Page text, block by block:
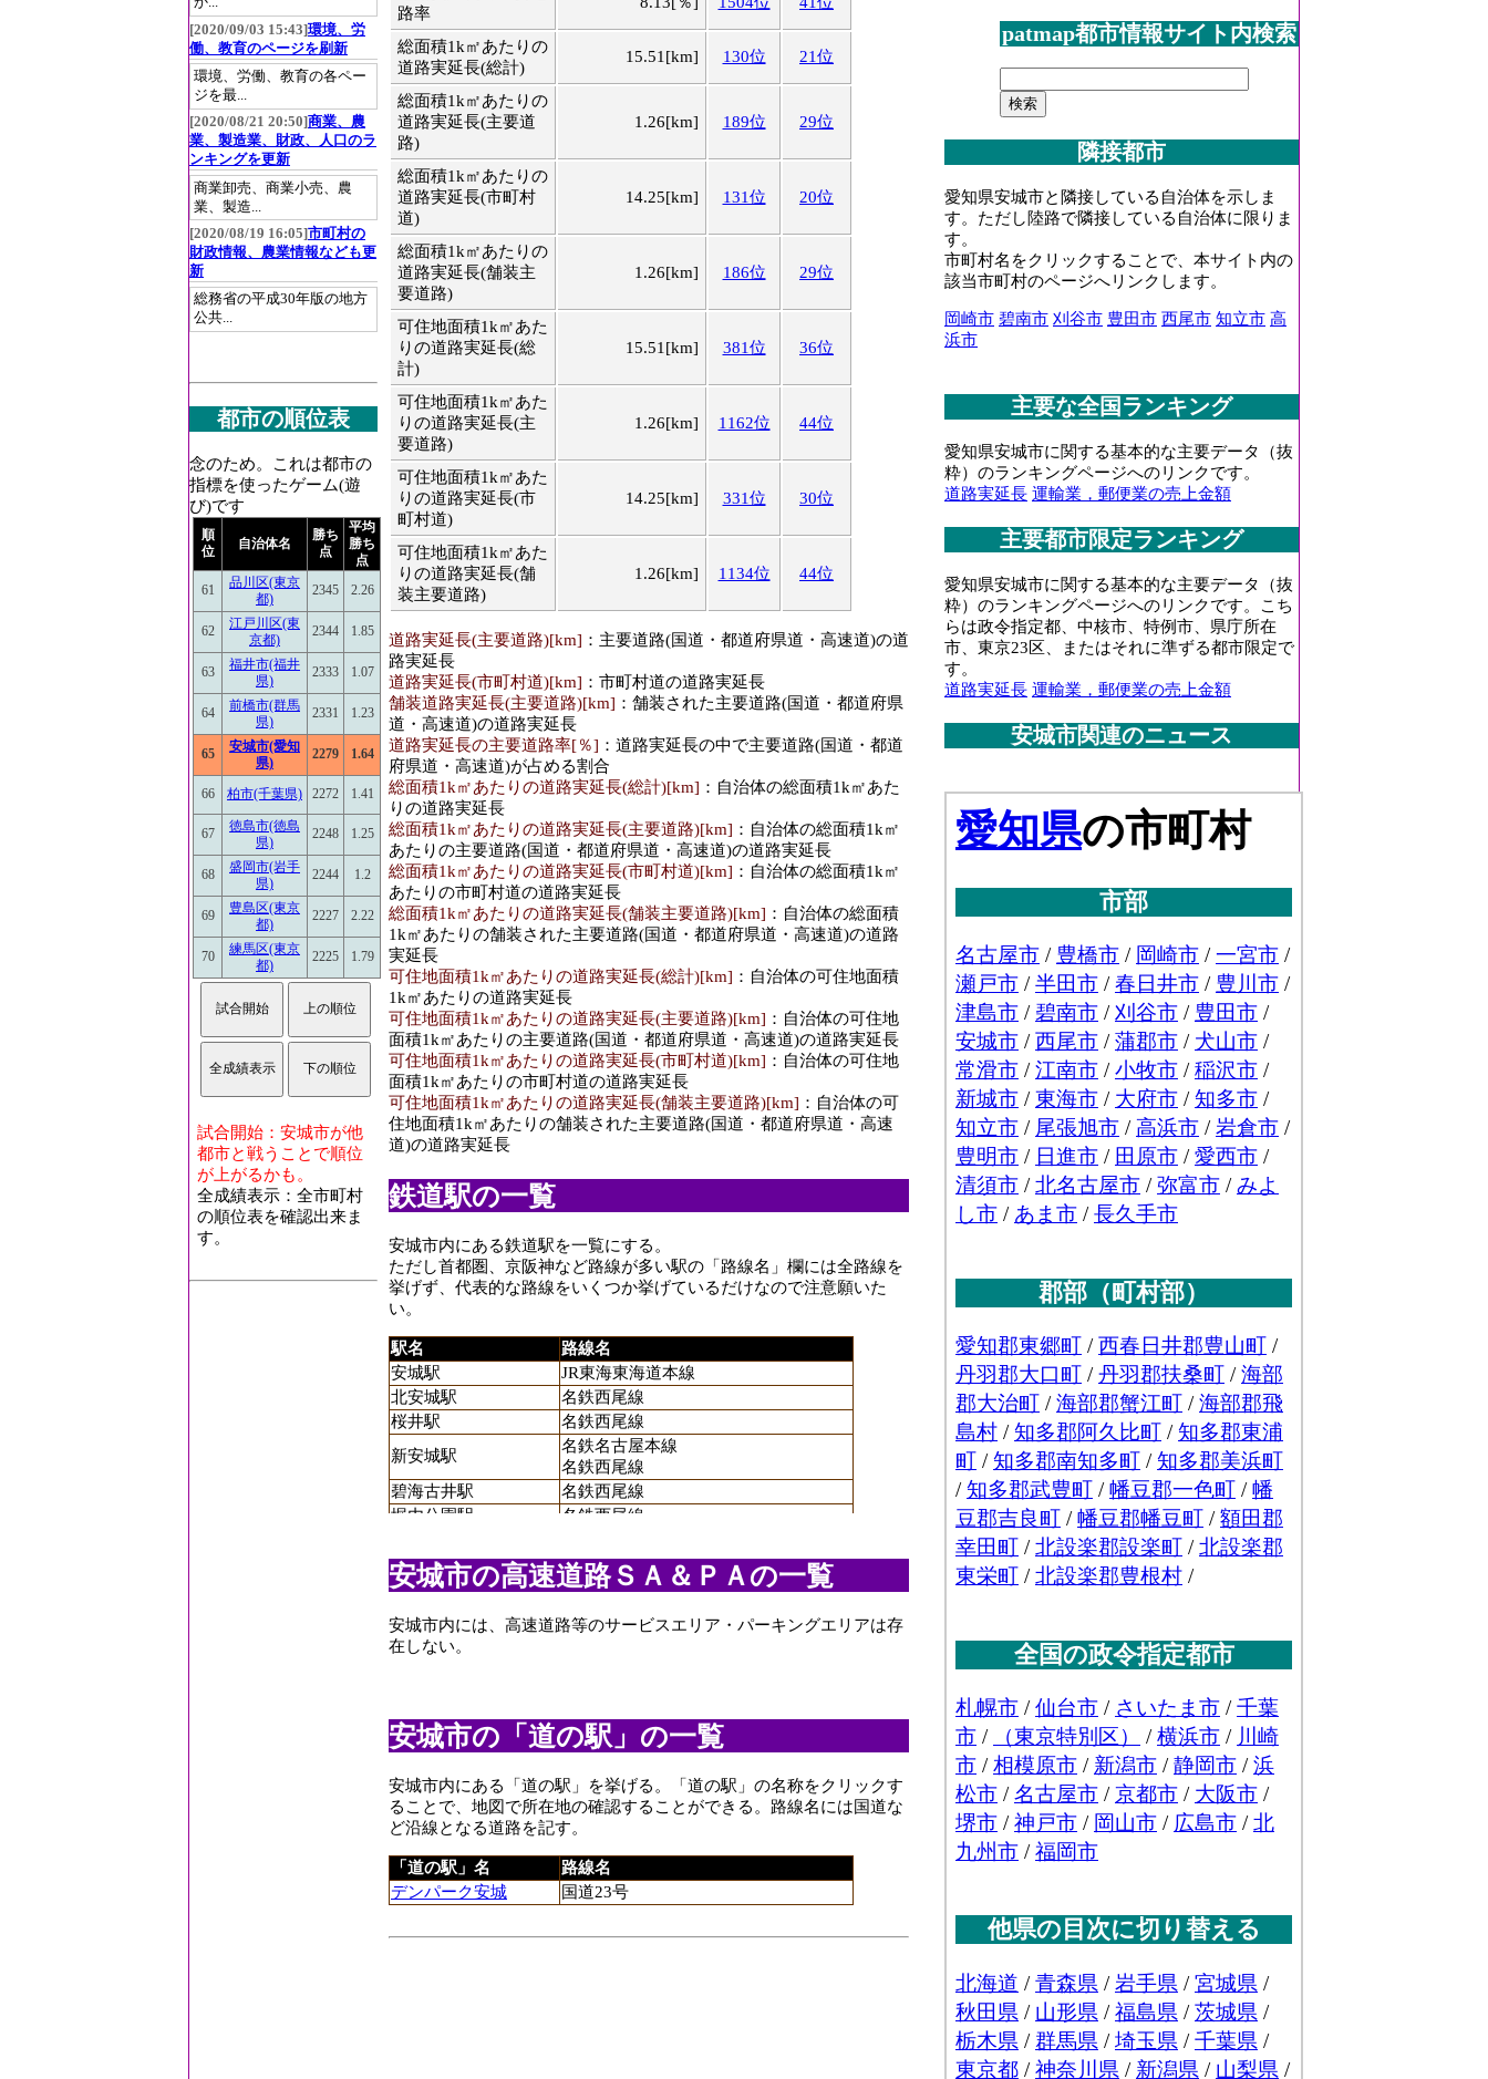
路率
総面積1k㎡あたりの
道路実延長(総計)
15.51[km] 130位 21位
総面積1k㎡あたりの
道路実延長(主要道
路)
1.26[km] 189位 29位
総面積1k㎡あたりの
道路実延長(市町村
道)
14.25[km] 131位 20位
総面積1k㎡あたりの
道路実延長(舗装主
要道路)
1.26[km] 186位 29位
可住地面積1k㎡あた
りの道路実延長(総
計)
15.51[km] 381位 36位
可住地面積1k㎡あた
りの道路実延長(主
要道路)
1.26[km] 1162位 44位
可住地面積1k㎡あた
りの道路実延長(市
町村道)
14.25[km] 331位 30位
可住地面積1k㎡あた
りの道路実延長(舗
装主要道路)
1.26[km] 1134位 44位
道路実延長(主要道路)[km] ：主要道路(国道・都道府県道・高速道)の道
路実延長
道路実延長(市町村道)[km] ：市町村道の道路実延長
舗装道路実延長(主要道路)[km] ：舗装された主要道路(国道・都道府県
道・高速道)の道路実延長
道路実延長の主要道路率[％] ：道路実延長の中で主要道路(国道・都道
府県道・高速道)が占める割合
総面積1k㎡あたりの道路実延長(総計)[km] ：自治体の総面積1k㎡あた
りの道路実延長
総面積1k㎡あたりの道路実延長(主要道路)[km] ：自治体の総面積1k㎡
あたりの主要道路(国道・都道府県道・高速道)の道路実延長
総面積1k㎡あたりの道路実延長(市町村道)[km] ：自治体の総面積1k㎡
あたりの市町村道の道路実延長
総面積1k㎡あたりの道路実延長(舗装主要道路)[km] ：自治体の総面積
1k㎡あたりの舗装された主要道路(国道・都道府県道・高速道)の道路
実延長
可住地面積1k㎡あたりの道路実延長(総計)[km] ：自治体の可住地面積
1k㎡あたりの道路実延長
可住地面積1k㎡あたりの道路実延長(主要道路)[km] ：自治体の可住地
面積1k㎡あたりの主要道路(国道・都道府県道・高速道)の道路実延長
可住地面積1k㎡あたりの道路実延長(市町村道)[km] ：自治体の可住地
面積1k㎡あたりの市町村道の道路実延長
可住地面積1k㎡あたりの道路実延長(舗装主要道路)[km] ：自治体の可
住地面積1k㎡あたりの舗装された主要道路(国道・都道府県道・高速
道)の道路実延長
鉄道駅の一覧
安城市内にある鉄道駅を一覧にする。
ただし首都圏、京阪神など路線が多い駅の「路線名」欄には全路線を
挙げず、代表的な路線をいくつか挙げているだけなので注意願いた
い。
駅名
路線名
安城駅
JR東海東海道本線
北安城駅
名鉄西尾線
桜井駅
名鉄西尾線
新安城駅
名鉄名古屋本線
名鉄西尾線
碧海古井駅
名鉄西尾線
堀内公園駅
名鉄西尾線
JR東海東海道本線
南安城駅
名鉄西尾線
安城市の高速道路ＳＡ＆ＰＡの一覧
安城市内には、高速道路等のサービスエリア・パーキングエリアは存
在しない。
安城市の「道の駅」の一覧
安城市内にある「道の駅」を挙げる。「道の駅」の名称をクリックす
ることで、地図で所在地の確認することができる。路線名には国道な
ど沿線となる道路を記す。
「道の駅」名
路線名
デンパーク安城
国道23号
[2020/09/03 15:43]環境、労
働、教育のページを刷新
環境、労働、教育の各ペー
ジを最...
[2020/08/21 20:50]商業、農
業、製造業、財政、人口のラ
ンキングを更新
商業卸売、商業小売、農
業、製造...
[2020/08/19 16:05]市町村の
財政情報、農業情報なども更
新
総務省の平成30年版の地方
公共...
都市の順位表
念のため。これは都市の
指標を使ったゲーム(遊
び)です
順
位
自治体名
勝ち
点
平均
勝ち
点
61
品川区(東京
都)
2345 2.26
62
江戸川区(東
京都)
2344 1.85
63
福井市(福井
県)
2333 1.07
64
前橋市(群馬
県)
2331 1.23
65
安城市(愛知
県)
2279 1.64
66 柏市(千葉県) 2272 1.41
67
徳島市(徳島
県)
2248 1.25
68
盛岡市(岩手
県)
2244 1.2
69
豊島区(東京
都)
2227 2.22
70
練馬区(東京
都)
2225 1.79
試合開始：安城市が他
都市と戦うことで順位
が上がるかも。
全成績表示：全市町村
の順位表を確認出来ま
す。
patmap都市情報サイト内検索
隣接都市
愛知県安城市と隣接している自治体を示しま
す。ただし陸路で隣接している自治体に限りま
す。
市町村名をクリックすることで、本サイト内の
該当市町村のページへリンクします。
岡崎市 碧南市 刈谷市 豊田市 西尾市 知立市 高
浜市
主要な全国ランキング
愛知県安城市に関する基本的な主要データ（抜
粋）のランキングページへのリンクです。
道路実延長 運輸業，郵便業の売上金額
主要都市限定ランキング
愛知県安城市に関する基本的な主要データ（抜
粋）のランキングページへのリンクです。こち
らは政令指定都、中核市、特例市、県庁所在
市、東京23区、またはそれに準ずる都市限定で
す。
道路実延長 運輸業，郵便業の売上金額
安城市関連のニュース